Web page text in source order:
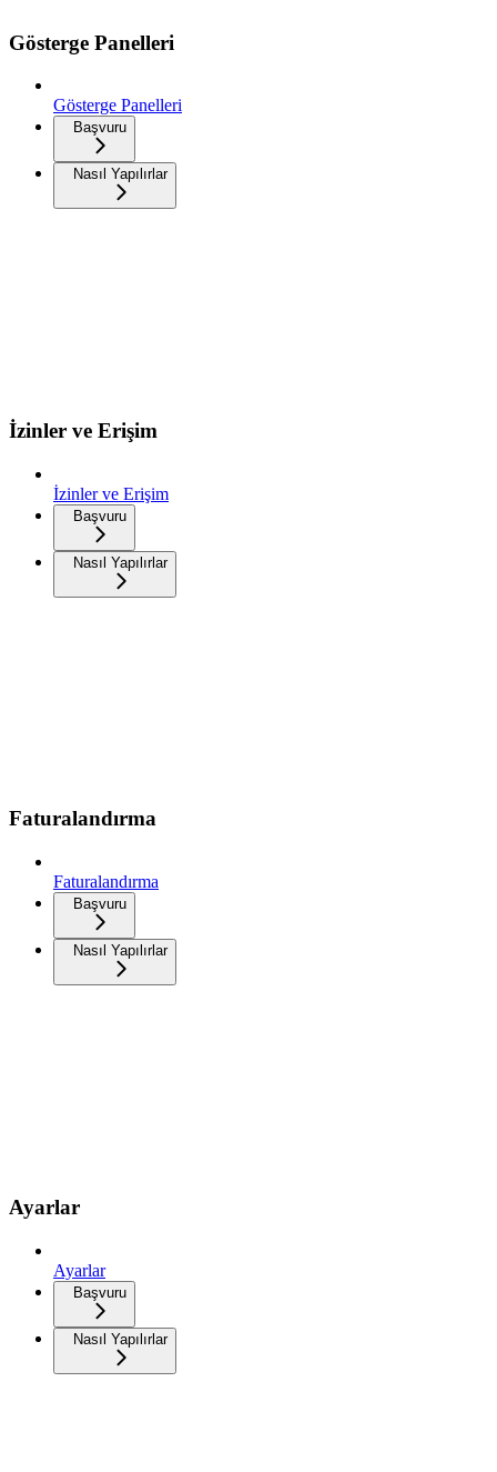
Gösterge Panelleri
Gösterge Panelleri
Başvuru
Nasıl Yapılırlar
İzinler ve Erişim
İzinler ve Erişim
Başvuru
Nasıl Yapılırlar
Faturalandırma
Faturalandırma
Başvuru
Nasıl Yapılırlar
Ayarlar
Ayarlar
Başvuru
Nasıl Yapılırlar